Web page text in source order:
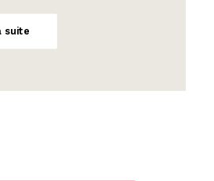
suite